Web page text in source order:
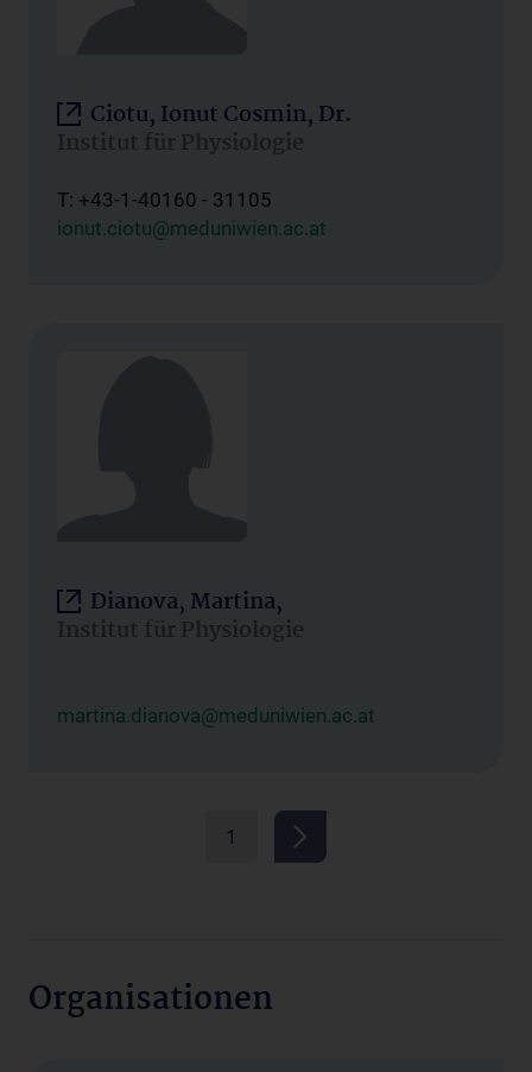
Ciotu, Ionut Cosmin, Dr.
Institut für Physiologie
T: +43-1-40160 - 31105
ionut.ciotu@meduniwien.ac.at
Dianova, Martina,
Institut für Physiologie
martina.dianova@meduniwien.ac.at
1
Organisationen